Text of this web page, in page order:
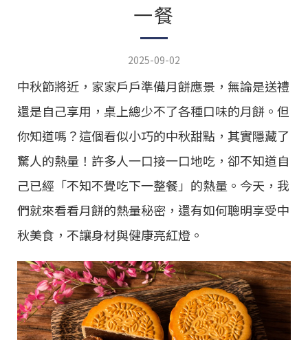
一餐
2025-09-02
中秋節將近，家家戶戶準備月餅應景，無論是送禮
還是自己享用，桌上總少不了各種口味的月餅。但
你知道嗎？這個看似小巧的中秋甜點，其實隱藏了
驚人的熱量！許多人一口接一口地吃，卻不知道自
己已經「不知不覺吃下一整餐」的熱量。今天，我
們就來看看月餅的熱量秘密，還有如何聰明享受中
秋美食，不讓身材與健康亮紅燈。